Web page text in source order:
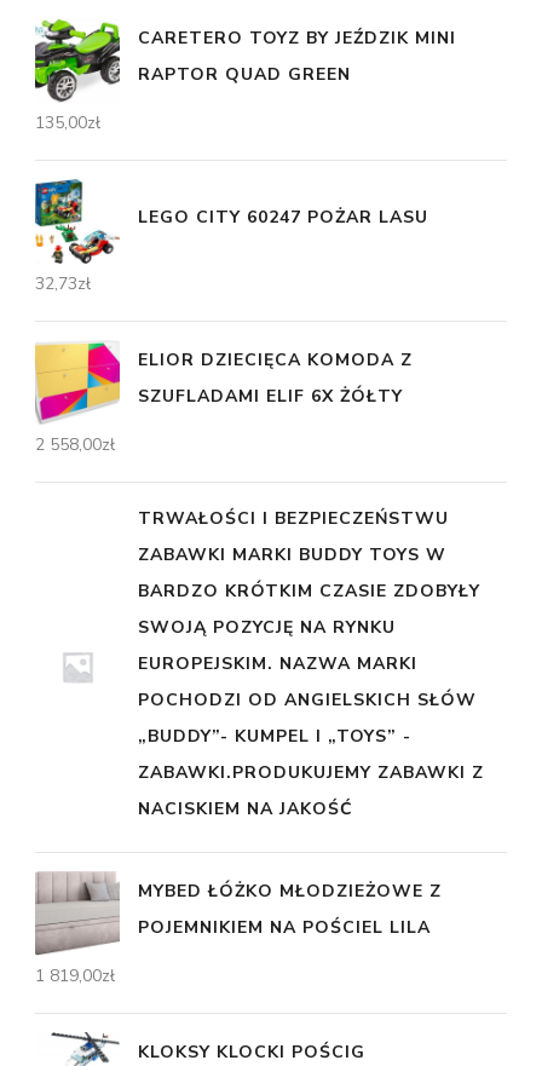
CARETERO TOYZ BY JEŹDZIK MINI
RAPTOR QUAD GREEN
135,00zł
LEGO CITY 60247 POŻAR LASU
32,73zł
ELIOR DZIECIĘCA KOMODA Z
SZUFLADAMI ELIF 6X ŻÓŁTY
2 558,00zł
TRWAŁOŚCI I BEZPIECZEŃSTWU
ZABAWKI MARKI BUDDY TOYS W
BARDZO KRÓTKIM CZASIE ZDOBYŁY
SWOJĄ POZYCJĘ NA RYNKU
EUROPEJSKIM. NAZWA MARKI
POCHODZI OD ANGIELSKICH SŁÓW
„BUDDY”- KUMPEL I „TOYS” -
ZABAWKI.PRODUKUJEMY ZABAWKI Z
NACISKIEM NA JAKOŚĆ
MYBED ŁÓŻKO MŁODZIEŻOWE Z
POJEMNIKIEM NA POŚCIEL LILA
1 819,00zł
KLOKSY KLOCKI POŚCIG